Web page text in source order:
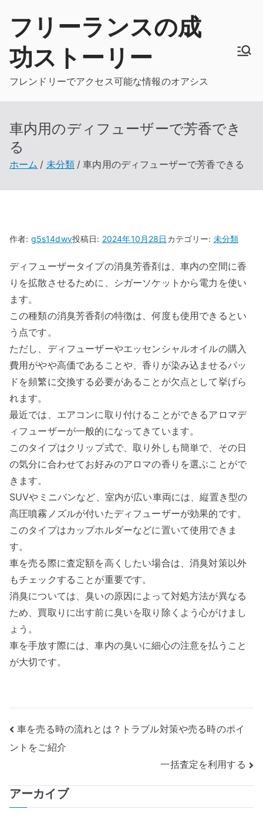
フリーランスの成
功ストーリー
フレンドリーでアクセス可能な情報のオアシス
車内用のディフューザーで芳香でき
る
ホーム 未分類 車内用のディフューザーで芳香できる
作者: g5s14dwv投稿日: 2024年10月28日 カテゴリー: 未分類
ディフューザータイプの消臭芳香剤は、車内の空間に香
りを拡散させるために、シガーソケットから電力を使い
ます。
この種類の消臭芳香剤の特徴は、何度も使用できるとい
う点です。
ただし、ディフューザーやエッセンシャルオイルの購入
費用がやや高価であることや、香りが染み込ませるパッ
ドを頻繁に交換する必要があることが欠点として挙げら
れます。
最近では、エアコンに取り付けることができるアロマデ
ィフューザーが一般的になってきています。
このタイプはクリップ式で、取り外しも簡単で、その日
の気分に合わせてお好みのアロマの香りを選ぶことがで
きます。
SUVやミニバンなど、室内が広い車両には、縦置き型の
高圧噴霧ノズルが付いたディフューザーが効果的です。
このタイプはカップホルダーなどに置いて使用できま
す。
車を売る際に査定額を高くしたい場合は、消臭対策以外
もチェックすることが重要です。
消臭については、臭いの原因によって対処方法が異なる
ため、買取りに出す前に臭いを取り除くよう心がけまし
ょう。
車を手放す際には、車内の臭いに細心の注意を払うこと
が大切です。
投
稿
ナ
ビ
車を売る時の流れとは？トラブル対策や売る時のポイ
ントをご紹介
一括査定を利用する
アーカイブ